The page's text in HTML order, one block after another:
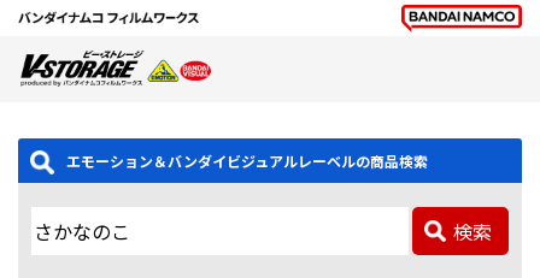
エモーション＆バンダイビジュアルレーベルの商品検索
検索